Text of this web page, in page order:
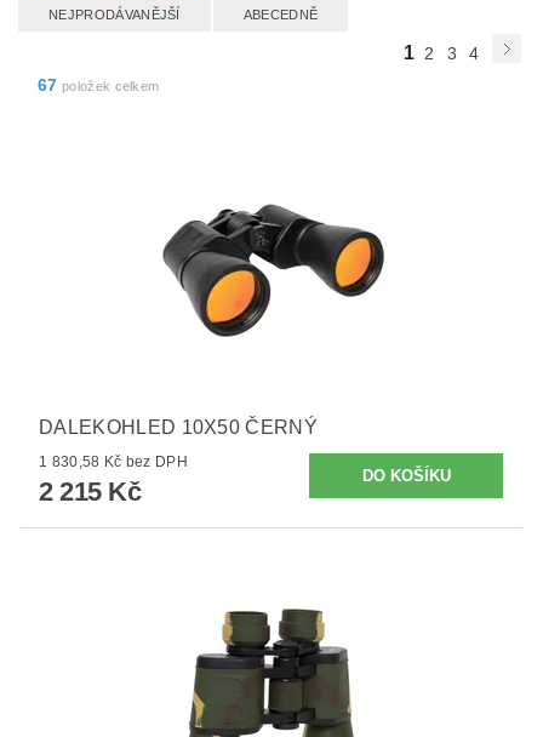
NEJPRODÁVANĚJŠÍ ABECEDNĚ
1 2 3
4
67 položek celkem
DALEKOHLED 10X50 ČERNÝ
1 830,58 Kč bez DPH
2 215 Kč